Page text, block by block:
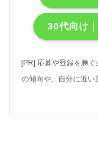
30代向け
[PR] 応募や登録を急
の傾向や、自分に近